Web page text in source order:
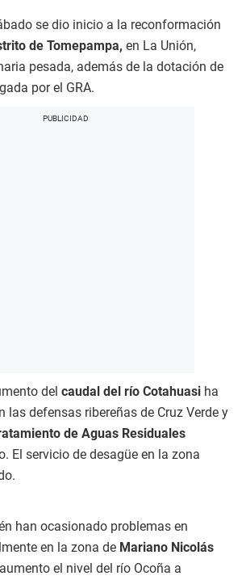
se dio inicio a la reconformación
de Tomepampa, en La Unión,
pesada, además de la dotación de
por el GRA.
del caudal del río Cotahuasi ha
las defensas ribereñas de Cruz Verde y
de Aguas Residuales
El servicio de desagüe en la zona
han ocasionado problemas en
en la zona de Mariano Nicolás
el nivel del río Ocoña a